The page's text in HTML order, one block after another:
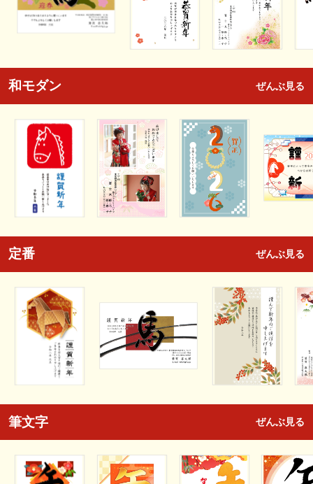
和モダン ぜんぶ見る
定番 ぜんぶ見る
筆文字 ぜんぶ見る